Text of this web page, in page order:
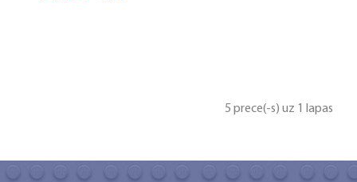
5 prece(-s) uz 1 lapas